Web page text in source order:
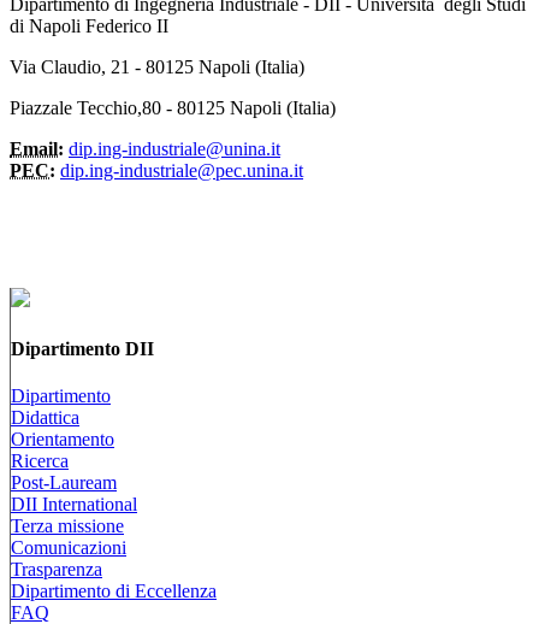
Dipartimento di Ingegneria Industriale - DII - Università degli Studi
di Napoli Federico II
Via Claudio, 21 - 80125 Napoli (Italia)
Piazzale Tecchio,80 - 80125 Napoli (Italia)
Email: dip.ing-industriale@unina.it
PEC: dip.ing-industriale@pec.unina.it
Dipartimento DII
Dipartimento
Didattica
Orientamento
Ricerca
Post-Lauream
DII International
Terza missione
Comunicazioni
Trasparenza
Dipartimento di Eccellenza
FAQ